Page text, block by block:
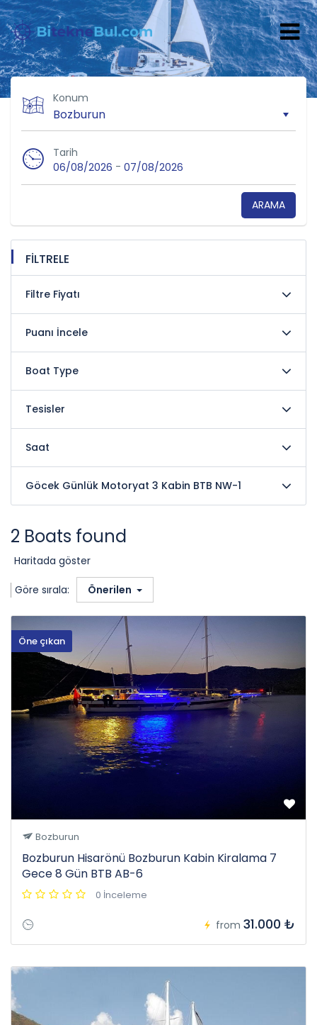
Konum
Tarih
06/08/2026 - 07/08/2026
ARAMA
FİLTRELE
Filtre Fiyatı
Puanı İncele
Boat Type
Tesisler
Saat
Göcek Günlük Motoryat 3 Kabin BTB NW-1
2 Boats found
Haritada göster
Göre sırala: Önerilen
Öne çıkan
Bozburun
Bozburun Hisarönü Bozburun Kabin Kiralama 7
Gece 8 Gün BTB AB-6
0 İnceleme
from 31.000 ₺